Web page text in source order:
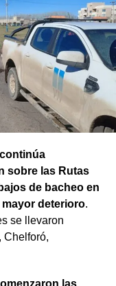
sobre las Rutas
de bacheo en
deterioro.
se llevaron
Chelforó,